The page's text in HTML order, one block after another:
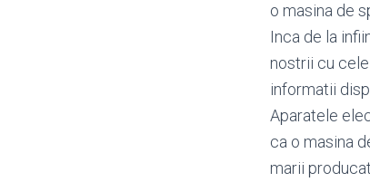
o masina de
Inca de la
nostrii cu
informatii
Aparatele
ca o masina
marii